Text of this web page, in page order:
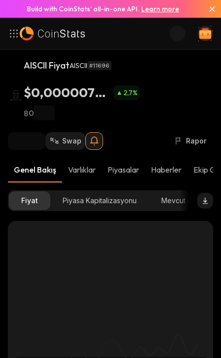
Build with CoinStats’ all-in-one API. Learn more
AISCII FiyatAISCII #11696
$0,00000788
7
2,7%
฿0
Swap Rapor
Genel Bakış Varlıklar Piyasalar Haberler Ekip
Fiyat Piyasa Kapitalizasyonu Mevcut arz